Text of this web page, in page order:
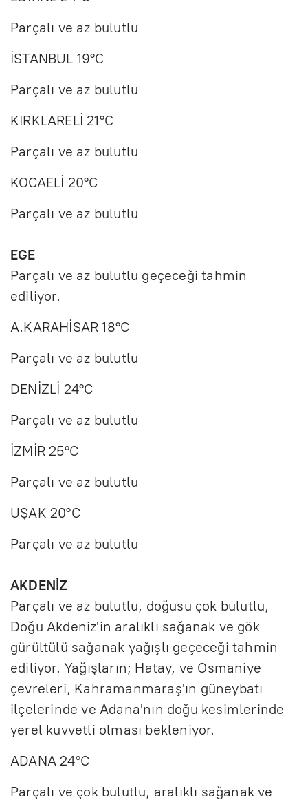
Parçalı ve az bulutlu
İSTANBUL 19°C
Parçalı ve az bulutlu
KIRKLARELİ 21°C
Parçalı ve az bulutlu
KOCAELİ 20°C
Parçalı ve az bulutlu
EGE
Parçalı ve az bulutlu geçeceği tahmin
ediliyor.
A.KARAHİSAR 18°C
Parçalı ve az bulutlu
DENİZLİ 24°C
Parçalı ve az bulutlu
İZMİR 25°C
Parçalı ve az bulutlu
UŞAK 20°C
Parçalı ve az bulutlu
AKDENİZ
Parçalı ve az bulutlu, doğusu çok bulutlu,
Doğu Akdeniz'in aralıklı sağanak ve gök
gürültülü sağanak yağışlı geçeceği tahmin
ediliyor. Yağışların; Hatay, ve Osmaniye
çevreleri, Kahramanmaraş'ın güneybatı
ilçelerinde ve Adana'nın doğu kesimlerinde
yerel kuvvetli olması bekleniyor.
ADANA 24°C
Parçalı ve çok bulutlu, aralıklı sağanak ve